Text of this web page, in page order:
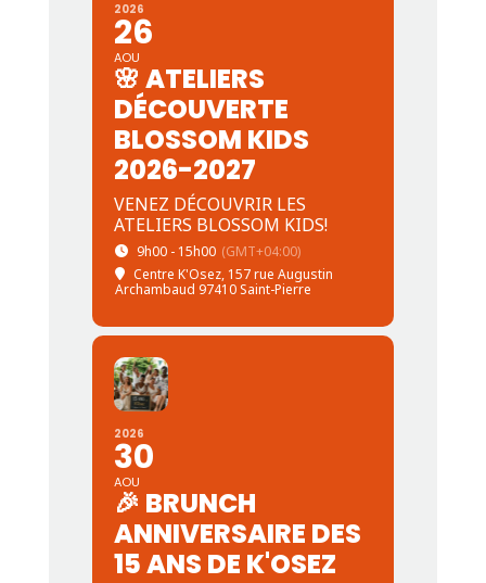
2026
26
AOU
🌸 ATELIERS
DÉCOUVERTE
BLOSSOM KIDS
2026-2027
VENEZ DÉCOUVRIR LES
ATELIERS BLOSSOM KIDS!
9h00 - 15h00 (GMT+04:00)
Centre K'Osez, 157 rue Augustin
Archambaud 97410 Saint-Pierre
2026
30
AOU
🎉 BRUNCH
ANNIVERSAIRE DES
15 ANS DE K'OSEZ